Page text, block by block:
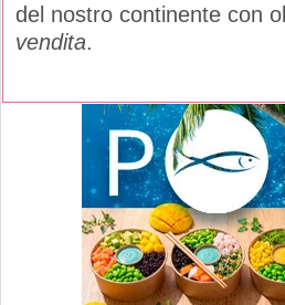
del nostro continente con
vendita.